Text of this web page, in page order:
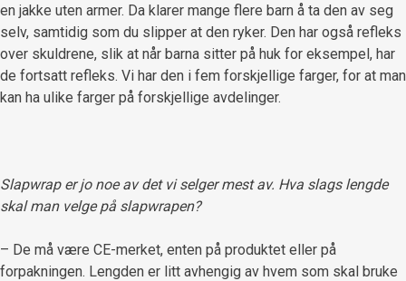
en jakke uten armer. Da klarer mange flere barn å ta den av seg
selv, samtidig som du slipper at den ryker. Den har også refleks
over skuldrene, slik at når barna sitter på huk for eksempel, har
de fortsatt refleks. Vi har den i fem forskjellige farger, for at man
kan ha ulike farger på forskjellige avdelinger.
Slapwrap er jo noe av det vi selger mest av. Hva slags lengde
skal man velge på slapwrapen?
– De må være CE-merket, enten på produktet eller på
forpakningen. Lengden er litt avhengig av hvem som skal bruke